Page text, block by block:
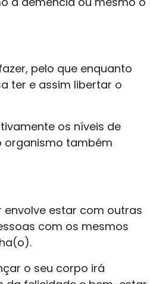
pelo que enquanto
ter e assim libertar o
os níveis de
organismo também
envolve estar com outras
com os mesmos
o seu corpo irá